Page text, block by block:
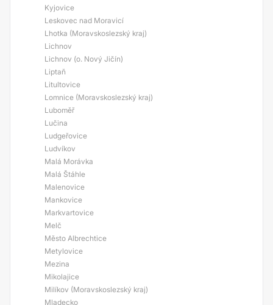
Kyjovice
Leskovec nad Moravicí
Lhotka (Moravskoslezský kraj)
Lichnov
Lichnov (o. Nový Jičín)
Liptaň
Litultovice
Lomnice (Moravskoslezský kraj)
Luboměř
Lučina
Ludgeřovice
Ludvíkov
Malá Morávka
Malá Štáhle
Malenovice
Mankovice
Markvartovice
Melč
Město Albrechtice
Metylovice
Mezina
Mikolajice
Milíkov (Moravskoslezský kraj)
Mladecko